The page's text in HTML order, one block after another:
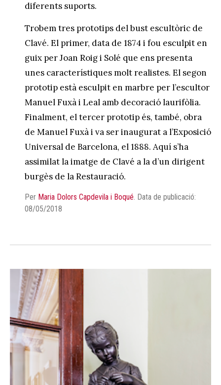
diferents suports.
Trobem tres prototips del bust escultòric de
Clavé. El primer, data de 1874 i fou esculpit en
guix per Joan Roig i Solé que ens presenta
unes característiques molt realistes. El segon
prototip està esculpit en marbre per l’escultor
Manuel Fuxà i Leal amb decoració laurifòlia.
Finalment, el tercer prototip és, també, obra
de Manuel Fuxà i va ser inaugurat a l’Exposició
Universal de Barcelona, el 1888. Aquí s’ha
assimilat la imatge de Clavé a la d’un dirigent
burgès de la Restauració.
Per Maria Dolors Capdevila i Boqué. Data de publicació:
08/05/2018